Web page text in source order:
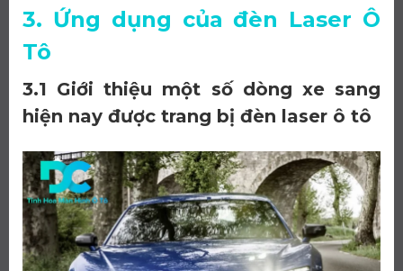
3. Ứng dụng của đèn Laser Ô
Tô
3.1 Giới thiệu một số dòng xe sang
hiện nay được trang bị đèn laser ô tô